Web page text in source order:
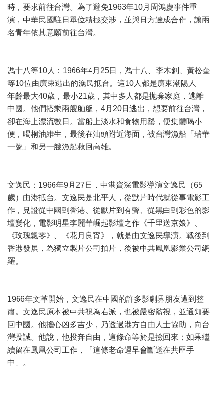
時，要求前往台灣。為了避免1963年10月周鴻慶事件重
演，中華民國駐日單位積極交涉，並與日方達成合作，讓兩
名青年依其意願前往台灣。
馮十八等10人：1966年4月25日，馮十八、李木釗、黃松奎
等10位由廣東逃出的漁民抵台。這10人都是廣東潮陽人，
年齡最大40歲，最小21歲，其中多人都是拋棄家庭，逃離
中國。他們搭乘兩艘舢舨，4月20日逃出，想要前往台灣，
卻在海上漂流數日。當船上淡水和食物用罄，便集體喝小
便，喝桐油維生，最後在汕頭附近海面，被台灣漁船「瑞華
一號」和另一艘漁船救回高雄。
文逸民：1966年9月27日，中港資深電影導演文逸民（65
歲）由港抵台。文逸民是北平人，從默片時代就從事電影工
作，見證從中國到香港、從默片到有聲、從黑白到彩色的影
壇變化，電影明星李麗華崛起影壇之作《千里送京娘》、
《玫瑰飄零》、《花月良宵》，就是由文逸民導演。戰後到
香港發展，為獨立製片公司拍片，後被中共鳳凰影業公司網
羅。
1966年文革開始，文逸民在中國的許多影劇界朋友遭到整
肅。文逸民原本被中共視為右派，也被嚴密監視，並通知要
回中國。他擔心凶多吉少，乃透過港方自由人士協助，向台
灣投誠。他說，他投奔自由，這條命等於是撿回來；如果繼
續留在鳳凰公司工作，「這條老命遲早會斷送在共匪手
中」。